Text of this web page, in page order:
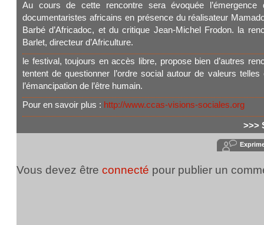
Au cours de cette rencontre sera évoquée l’émergence
documentaristes africains en présence du réalisateur
Barbé d’Africadoc, et du critique Jean-Michel Frodon. la
Barlet, directeur d’Africulture.
le festival, toujours en accès libre, propose bien d’autres
tentent de questionner l’ordre social autour de valeurs telles
l’émancipation de l’être humain.
Pour en savoir plus : http://www.ccas-visions-sociales.org
>>>
Vous devez être connecté pour publier un